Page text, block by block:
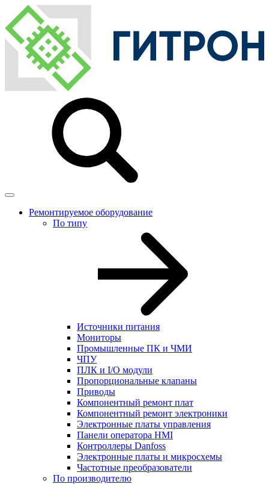
Ремонтируемое оборудование
По типу
Источники питания
Мониторы
Промышленные ПК и ЧМИ
ЧПУ
ПЛК и I/O модули
Пропорциональные клапаны
Приводы
Компонентный ремонт плат
Компонентный ремонт электроники
Электронные платы управления
Панели оператора HMI
Контроллеры Danfoss
Электронные платы и микросхемы
Частотные преобразователи
По производителю